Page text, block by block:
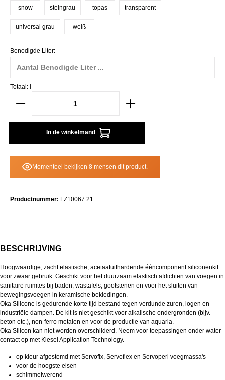
snow steingrau topas transparent
universal grau weiß
Benodigde Liter:
Totaal:
In de winkelmand
Momenteel bekijken 8 mensen dit product.
Productnummer: FZ10067.21
BESCHRIJVING
Hoogwaardige, zacht elastische, acetaatuithardende ééncomponent siliconenkit
voor zwaar gebruik. Geschikt voor het duurzaam elastisch afdichten van voegen in
sanitaire ruimtes bij baden, wastafels, gootstenen en voor het sluiten van
bewegingsvoegen in keramische bekledingen.
Oka Silicone is gedurende korte tijd bestand tegen verdunde zuren, logen en
industriële dampen. De kit is niet geschikt voor alkalische ondergronden (bijv.
beton etc.), non-ferro metalen en voor de productie van aquaria.
Oka Silicon kan niet worden overschilderd. Neem voor toepassingen onder water
contact op met Kiesel Application Technology.
op kleur afgestemd met Servofix, Servoflex en Servoperl voegmassa's
voor de hoogste eisen
schimmelwerend